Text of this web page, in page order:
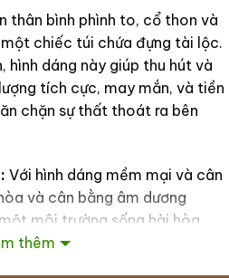
thân bình phình to, cổ thon và
chiếc túi chứa đựng tài lộc.
hình dáng này giúp thu hút và
tích cực, may mắn, và tiền
chặn sự thất thoát ra bên
Với hình dáng mềm mại và cân
và cân bằng âm dương
môi trường sống hài hòa,
viên trong gia đình luôn
thêm